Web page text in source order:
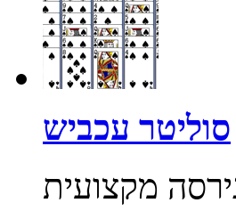
סוליטר עכביש